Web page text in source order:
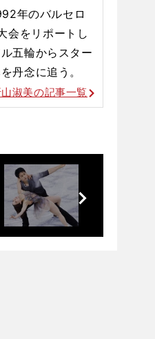
年のバルセロ
会をリポートし
五輪からスター
丹念に追う。
淑美の記事一覧
へ